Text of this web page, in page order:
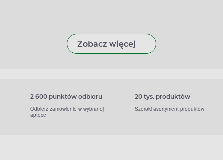
Zobacz więcej
2 600 punktów odbioru
Odbierz zamówienie w wybranej
aptece
20 tys. produktów
Szeroki asortyment produktów